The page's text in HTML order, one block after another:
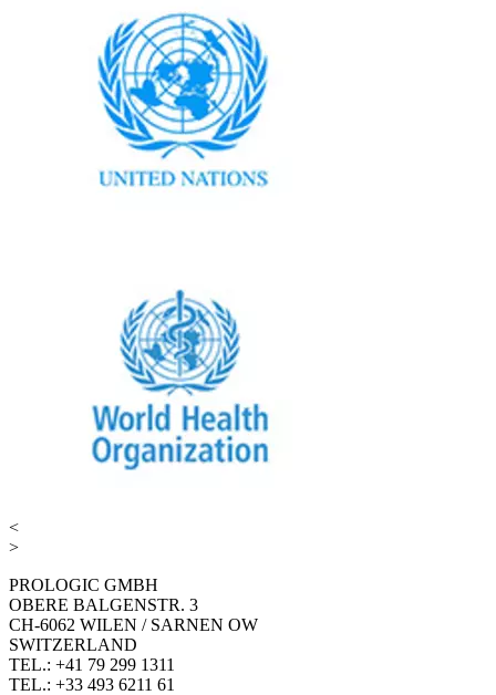
<
>
PROLOGIC GMBH
OBERE BALGENSTR. 3
CH-6062 WILEN / SARNEN OW
SWITZERLAND
TEL.: +41 79 299 1311
TEL.: +33 493 6211 61